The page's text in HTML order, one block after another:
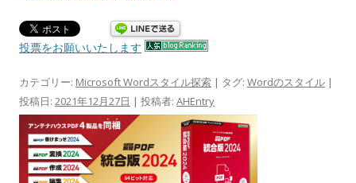
投票をお願いいたします
カテゴリー: Microsoft Wordスタイル探索 | タグ: Wordのスタイル |
投稿日: 2021年12月27日 | 投稿者: AHEntry